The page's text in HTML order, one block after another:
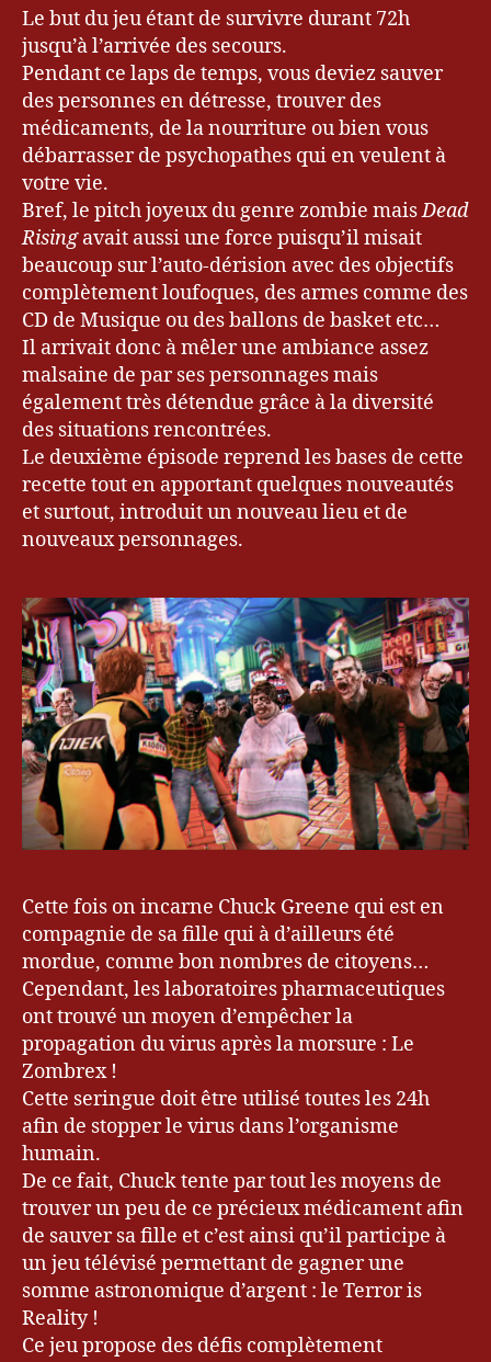
Le but du jeu étant de survivre durant 72h
jusqu’à l’arrivée des secours.
Pendant ce laps de temps, vous deviez sauver
des personnes en détresse, trouver des
médicaments, de la nourriture ou bien vous
débarrasser de psychopathes qui en veulent à
votre vie.
Bref, le pitch joyeux du genre zombie maisDead
Risingavait aussi une force puisqu’il misait
beaucoup sur l’auto-dérision avec des objectifs
complètement loufoques, des armes comme des
CD de Musique ou des ballons de basket etc…
Il arrivait donc à mêler une ambiance assez
malsaine de par ses personnages mais
également très détendue grâce à la diversité
des situations rencontrées.
Le deuxième épisode reprend les bases de cette
recette tout en apportant quelques nouveautés
et surtout, introduit un nouveau lieu et de
nouveaux personnages.
Cette fois on incarne Chuck Greene qui est en
compagnie de sa fille qui à d’ailleurs été
mordue, comme bon nombres de citoyens…
Cependant, les laboratoires pharmaceutiques
ont trouvé un moyen d’empêcher la
propagation du virus après la morsure : Le
Zombrex !
Cette seringue doit être utilisé toutes les 24h
afin de stopper le virus dans l’organisme
humain.
De ce fait, Chuck tente par tout les moyens de
trouver un peu de ce précieux médicament afin
de sauver sa fille et c’est ainsi qu’il participe à
un jeu télévisé permettant de gagner une
somme astronomique d’argent : le Terror is
Reality !
Ce jeu propose des défis complètement